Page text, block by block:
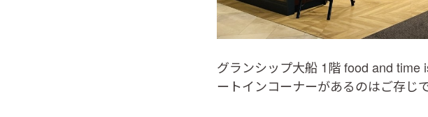
グランシップ大船 1階 food and time
ートインコーナーがあるのはご存じ